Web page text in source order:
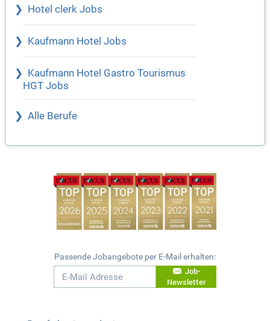
Hotel clerk Jobs
Kaufmann Hotel Jobs
Kaufmann Hotel Gastro Tourismus
HGT Jobs
Alle Berufe
Passende Jobangebote per E-Mail erhalten:
Job-
Newsletter